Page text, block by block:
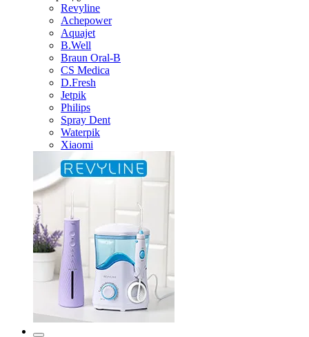
Revyline
Achepower
Aquajet
B.Well
Braun Oral-B
CS Medica
D.Fresh
Jetpik
Philips
Spray Dent
Waterpik
Xiaomi